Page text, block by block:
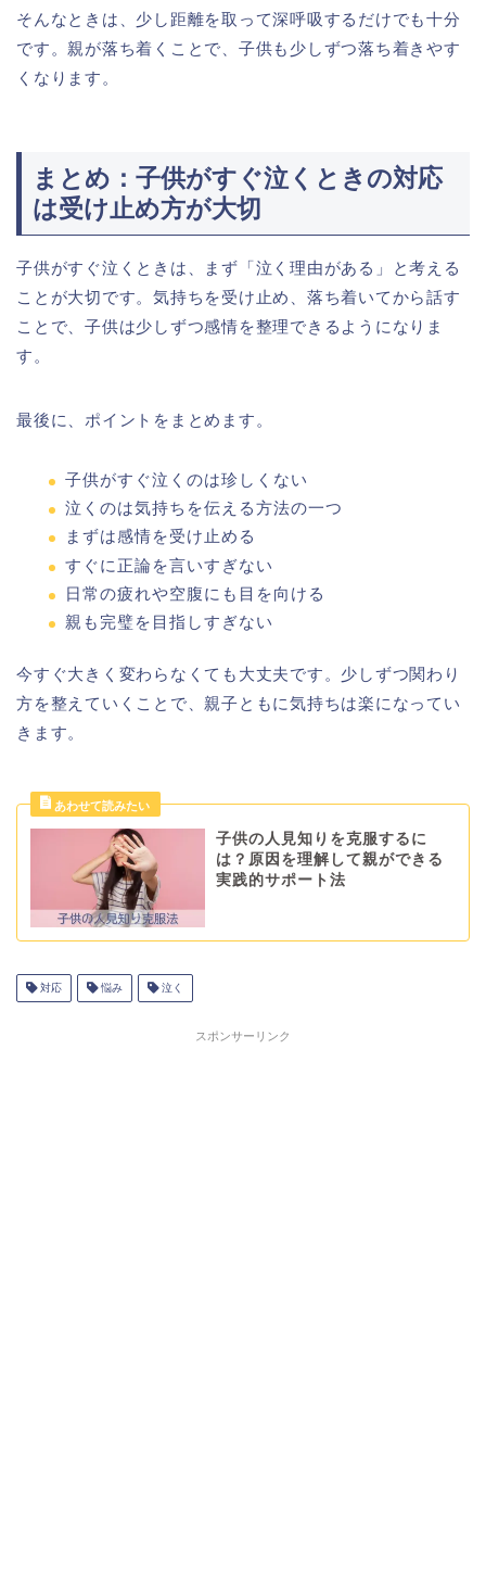
そんなときは、少し距離を取って深呼吸するだけでも十分
です。親が落ち着くことで、子供も少しずつ落ち着きやす
くなります。
まとめ：子供がすぐ泣くときの対応
は受け止め方が大切
子供がすぐ泣くときは、まず「泣く理由がある」と考える
ことが大切です。気持ちを受け止め、落ち着いてから話す
ことで、子供は少しずつ感情を整理できるようになりま
す。
最後に、ポイントをまとめます。
子供がすぐ泣くのは珍しくない
泣くのは気持ちを伝える方法の一つ
まずは感情を受け止める
すぐに正論を言いすぎない
日常の疲れや空腹にも目を向ける
親も完璧を目指しすぎない
今すぐ大きく変わらなくても大丈夫です。少しずつ関わり
方を整えていくことで、親子ともに気持ちは楽になってい
きます。
子供の人見知りを克服するに
は？原因を理解して親ができる
実践的サポート法
対応 悩み 泣く
スポンサーリンク